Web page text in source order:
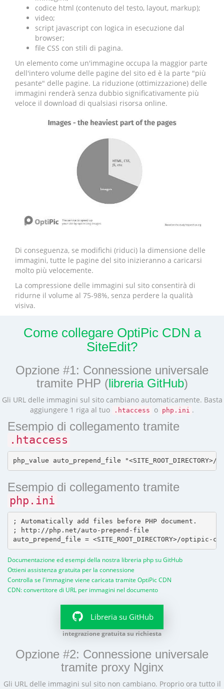
codice html (contenuto del testo, layout, markup);
video;
script javascript con logica in esecuzione dal
browser;
file CSS con stili di pagina.
Un elemento come un'immagine occupa la maggior parte
dell'intero volume delle pagine del sito ed è la parte "più
pesante" delle pagine. La riduzione (ottimizzazione) delle
immagini renderà senza dubbio significativamente più
veloce il download di qualsiasi risorsa online.
Di conseguenza, se modifichi (riduci) la dimensione delle
immagini, tutte le pagine del sito inizieranno a caricarsi
molto più velocemente.
La compressione delle immagini sul sito consentirà di
ridurne il volume al 75-98%, senza perdere la qualità
visiva.
Come collegare OptiPic CDN a
SiteEdit?
Opzione #1: Connessione universale
tramite PHP (libreria GitHub)
Gli URL delle immagini sul sito cambiano automaticamente. Basta
aggiungere 1 riga al tuo
.htaccess o php.ini .
Esempio di collegamento tramite
.htaccess
Esempio di collegamento tramite
php.ini
; Automatically add files before PHP document.
; http://php.net/auto-prepend-file
Documentazione ed esempi della nostra libreria php su GitHub
Ottieni assistenza gratuita per la connessione
Controlla se l'immagine viene caricata tramite OptiPic CDN
CDN: convertitore di URL per immagini nel documento
Libreria su GitHub
integrazione gratuita su richiesta
Opzione #2: Connessione universale
tramite proxy Nginx
Gli URL delle immagini sul sito non cambiano. Proprio ora tutto il